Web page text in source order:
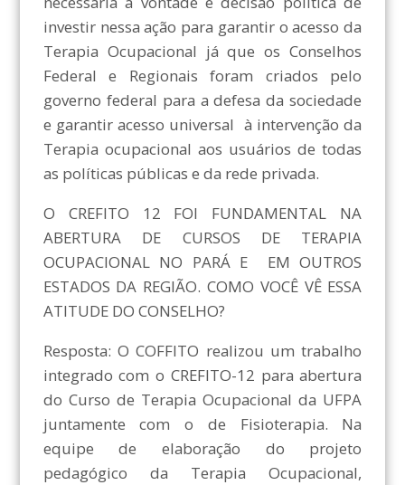
investir nessa ação para garantir o acesso da
Terapia Ocupacional já que os Conselhos
Federal e Regionais foram criados pelo
governo federal para a defesa da sociedade
e garantir acesso universal à intervenção da
Terapia ocupacional aos usuários de todas
as políticas públicas e da rede privada.
O CREFITO 12 FOI FUNDAMENTAL NA
ABERTURA DE CURSOS DE TERAPIA
OCUPACIONAL NO PARÁ E EM OUTROS
ESTADOS DA REGIÃO. COMO VOCÊ VÊ ESSA
ATITUDE DO CONSELHO?
Resposta: O COFFITO realizou um trabalho
integrado com o CREFITO-12 para abertura
do Curso de Terapia Ocupacional da UFPA
juntamente com o de Fisioterapia. Na
equipe de elaboração do projeto
pedagógico da Terapia Ocupacional,